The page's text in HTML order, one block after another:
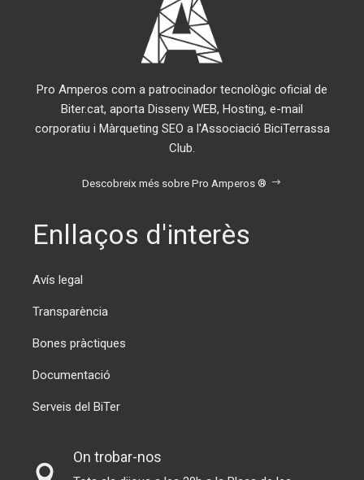
Pro Amperos com a patrocinador tecnològic oficial de
Biter.cat, aporta Disseny WEB, Hosting, e-mail
corporatiu i Màrqueting SEO a l'Associació BiciTerrassa
Club.
Descobreix més sobre Pro Amperos ®
Enllaços d'interès
Avís legal
Transparència
Bones pràctiques
Documentació
Serveis del BiTer
On trobar-nos